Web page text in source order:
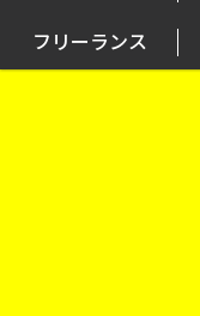
フリーランス